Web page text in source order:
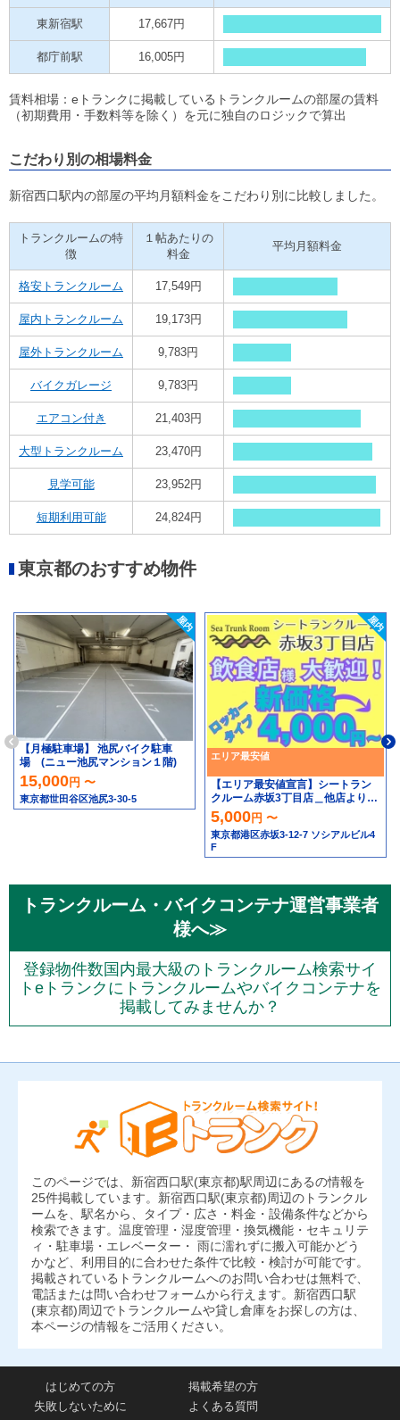
東新宿駅 17,667円
都庁前駅 16,005円
賃料相場：eトランクに掲載しているトランクルームの部屋の賃料
（初期費用・手数料等を除く）を元に独自のロジックで算出
こだわり別の相場料金
新宿西口駅内の部屋の平均月額料金をこだわり別に比較しました。
トランクルームの特
徴
１帖あたりの
料金
平均月額料金
格安トランクルーム 17,549円
屋内トランクルーム 19,173円
屋外トランクルーム 9,783円
バイクガレージ 9,783円
エアコン付き 21,403円
大型トランクルーム 23,470円
見学可能 23,952円
短期利用可能 24,824円
東京都のおすすめ物件
【月極駐車場】 池尻バイク駐車
場 (ニュー池尻マンション１階)
15,000円 〜
東京都世田谷区池尻3-30-5
エリア最安値
【エリア最安値宣言】シートラン
クルーム赤坂3丁目店＿他店より高
ければ安くします！！
5,000円 〜
東京都港区赤坂3-12-7 ソシアルビル4
F
トランクルーム・バイクコンテナ運営事業者
様へ≫
登録物件数国内最大級のトランクルーム検索サイ
トeトランクにトランクルームやバイクコンテナを
掲載してみませんか？
このページでは、新宿西口駅(東京都)駅周辺にあるの情報を
25件掲載しています。新宿西口駅(東京都)周辺のトランクル
ームを、駅名から、タイプ・広さ・料金・設備条件などから
検索できます。温度管理・湿度管理・換気機能・セキュリテ
ィ・駐車場・エレベーター・ 雨に濡れずに搬入可能かどう
かなど、利用目的に合わせた条件で比較・検討が可能です。
掲載されているトランクルームへのお問い合わせは無料で、
電話または問い合わせフォームから行えます。新宿西口駅
(東京都)周辺でトランクルームや貸し倉庫をお探しの方は、
本ページの情報をご活用ください。
はじめての方
掲載希望の方
失敗しないために
よくある質問